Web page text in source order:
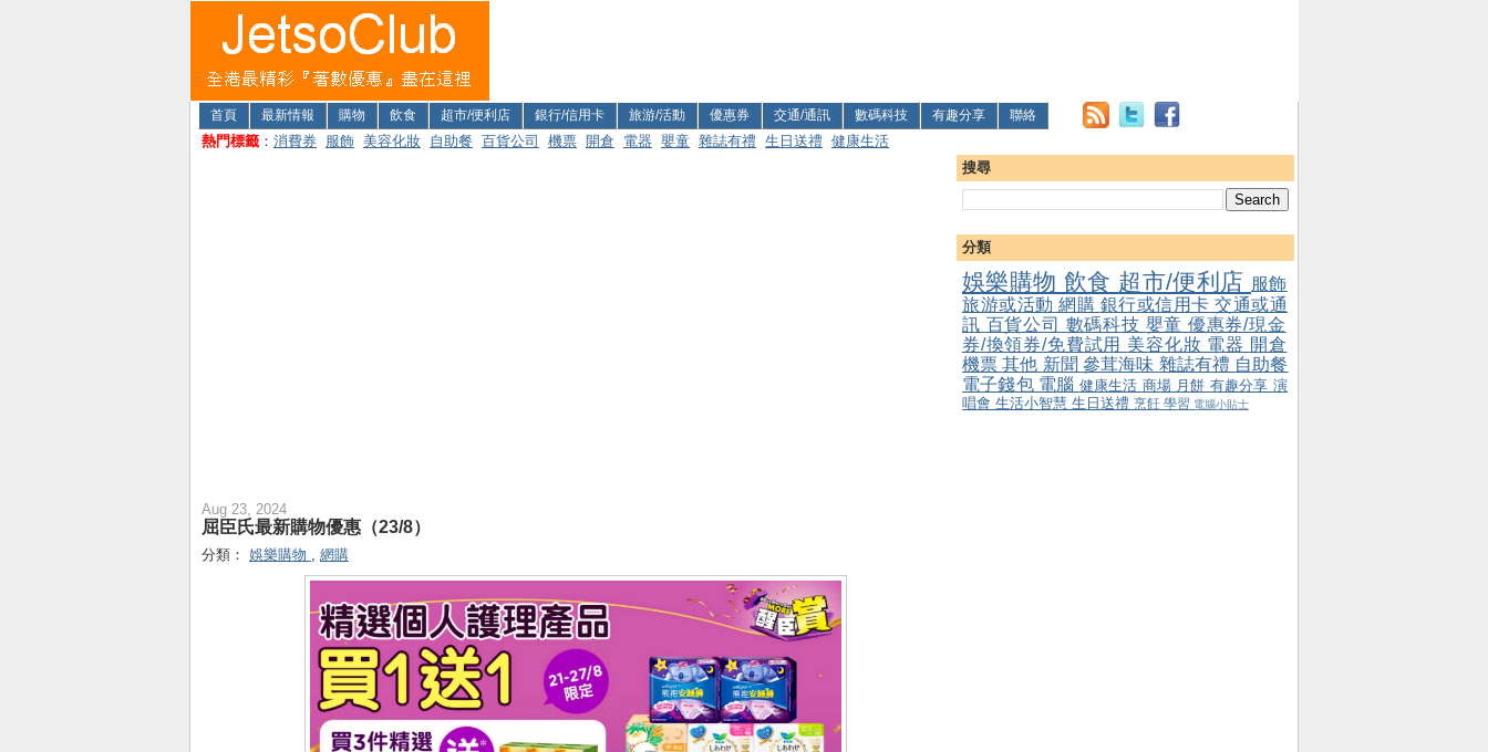
首頁 最新情報 購物 飲食 超市/便利店 銀行/信用卡 旅游/活動 優惠券 交通/通訊 數碼科技 有趣分享 聯絡
熱門標籤 ： 消費券 服飾 美容化妝 自助餐 百貨公司 機票 開倉 電器 嬰童 雜誌有禮 生日送禮 健康生活
搜尋
分類
娛樂購物 飲食 超市/便利店 服飾
旅游或活動 網購 銀行或信用卡 交通或通
訊 百貨公司 數碼科技 嬰童 優惠券/現金
券/換領券/免費試用 美容化妝 電器 開倉
機票其他 新聞參茸海味 雜誌有禮 自助餐
電子錢包 電腦 健康生活 商場 月餅 有趣分享 演
唱會 生活小智慧 生日送禮 烹飪 學習 電腦小貼士
Aug 23, 2024
屈臣氏最新購物優惠（23/8）
分類： 娛樂購物 , 網購